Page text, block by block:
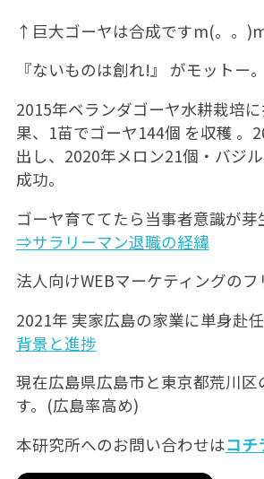
↑巨大ゴーヤは合成ですm(。。
『ないものは創れ!』 がモットー。
2015年ベランダゴーヤ水耕栽培
果、1苗でゴーヤ144個 を収穫 。
出し、2020年メロン21個・バジ
成功。
ゴーヤ育ててたら当事者意識が芽
⇒サラリーマン退職の経緯
法人向けWEBマーケティングの
2021年 実家広島の家業に単身赴
背景と進捗
現在広島県広島市と東京都荒川区
す。(広島率高め)
本研究所へのお問い合わせはコチ